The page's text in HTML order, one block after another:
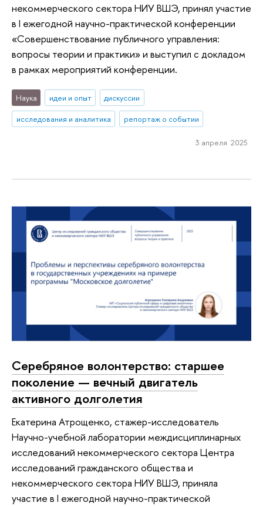
некоммерческого сектора НИУ ВШЭ, принял участие
в I ежегодной научно-практической конференции
«Совершенствование публичного управления:
вопросы теории и практики» и выступил с докладом
в рамках мероприятий конференции.
Наука идеи и опыт
дискуссии
исследования и аналитика
репортаж о событии
3 апреля 2025
Серебряное волонтерство: старшее
поколение — вечный двигатель
активного долголетия
Екатерина Атрощенко, стажер-исследователь
Научно-учебной лаборатории междисциплинарных
исследований некоммерческого сектора Центра
исследований гражданского общества и
некоммерческого сектора НИУ ВШЭ, приняла
участие в I ежегодной научно-практической